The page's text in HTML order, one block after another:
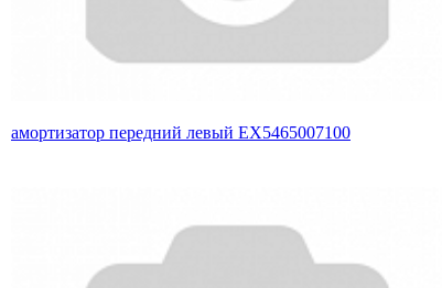
амортизатор передний левый EX5465007100